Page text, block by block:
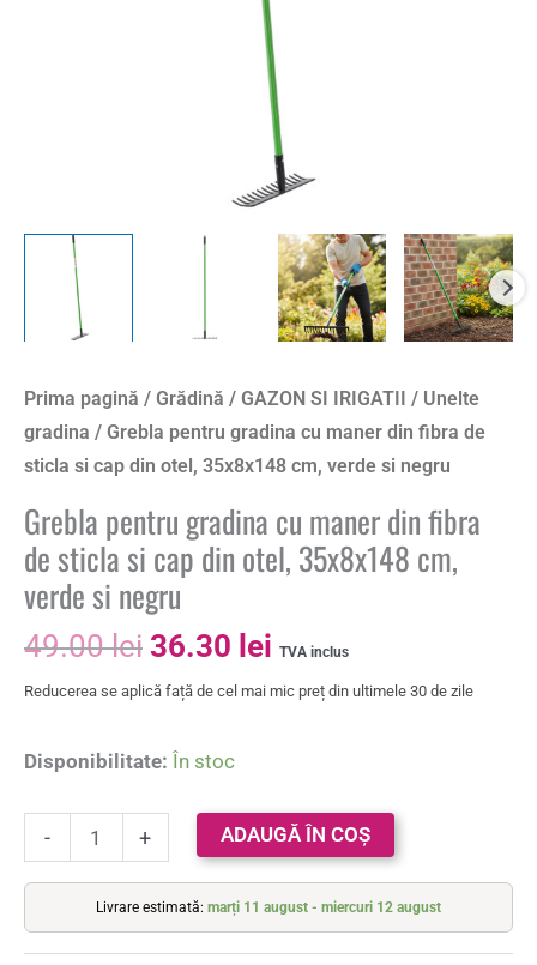
Prima pagină / Grădină / GAZON SI IRIGATII / Unelte
gradina / Grebla pentru gradina cu maner din fibra de
sticla si cap din otel, 35x8x148 cm, verde si negru
Grebla pentru gradina cu maner din fibra
de sticla si cap din otel, 35x8x148 cm,
verde si negru
49.00lei 36.30 lei TVA inclus
Reducerea se aplică față de cel mai mic preț din ultimele 30 de zile
Disponibilitate: În stoc
-
cm,
negru
+ ADAUGĂ ÎN COȘ
Livrare estimată: marți 11 august - miercuri 12 august